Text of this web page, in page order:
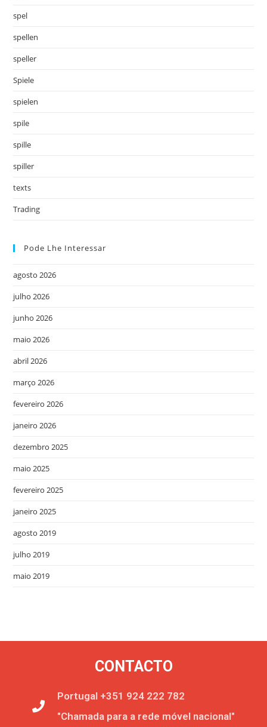
spel
spellen
speller
Spiele
spielen
spile
spille
spiller
texts
Trading
Pode Lhe Interessar
agosto 2026
julho 2026
junho 2026
maio 2026
abril 2026
março 2026
fevereiro 2026
janeiro 2026
dezembro 2025
maio 2025
fevereiro 2025
janeiro 2025
agosto 2019
julho 2019
maio 2019
CONTACTO
Portugal +351 924 222 782
"Chamada para a rede móvel nacional"